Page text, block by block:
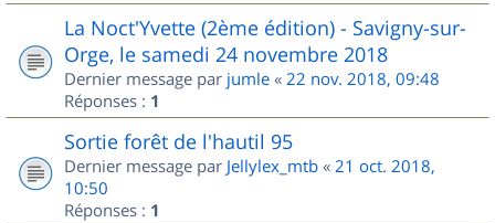
La Noct'Yvette (2ème édition) - Savigny-sur-
Orge, le samedi 24 novembre 2018
Dernier message par jumle « 22 nov. 2018, 09:48
Réponses : 1
Sortie forêt de l'hautil 95
Dernier message par Jellylex_mtb « 21 oct. 2018,
10:50
Réponses : 1